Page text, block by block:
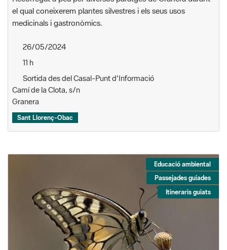
el qual coneixerem plantes silvestres i els seus usos
medicinals i gastronòmics.
26/05/2024
11 h
Sortida des del Casal-Punt d'Informació
Camí de la Clota, s/n
Granera
Sant Llorenç-Obac
Educació ambiental
Passejades guiades
Itineraris guiats